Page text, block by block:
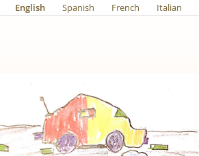
English Spanish French Italian